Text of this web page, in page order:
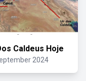
Caldeus Hoje
2024